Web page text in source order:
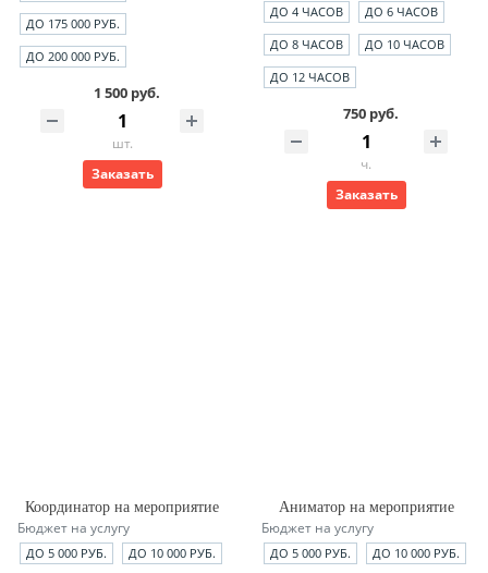
ДО 175 000 РУБ.
ДО 200 000 РУБ.
1 500 руб.
шт.
Заказать
ДО 4 ЧАСОВ
ДО 6 ЧАСОВ
ДО 8 ЧАСОВ
ДО 10 ЧАСОВ
ДО 12 ЧАСОВ
750 руб.
ч.
Заказать
Координатор на мероприятие
Бюджет на услугу
ДО 5 000 РУБ. ДО 10 000 РУБ.
Аниматор на мероприятие
Бюджет на услугу
ДО 5 000 РУБ. ДО 10 000 РУБ.